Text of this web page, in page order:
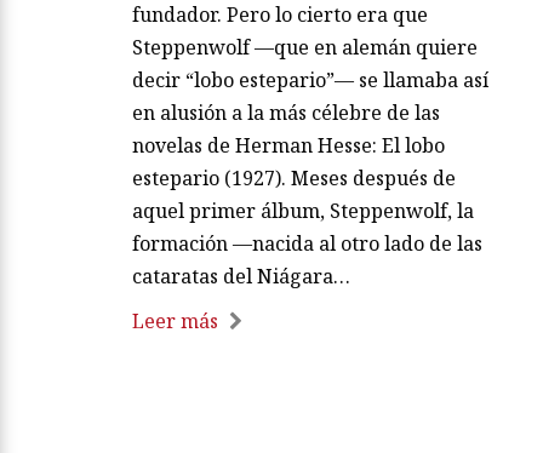
fundador. Pero lo cierto era que
Steppenwolf —que en alemán quiere
decir “lobo estepario”— se llamaba así
en alusión a la más célebre de las
novelas de Herman Hesse: El lobo
estepario (1927). Meses después de
aquel primer álbum, Steppenwolf, la
formación —nacida al otro lado de las
cataratas del Niágara…
Leer más